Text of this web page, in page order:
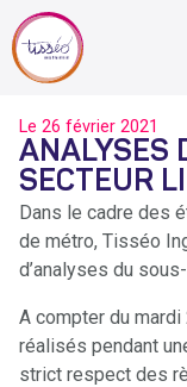
Le 26 février 2021
ANALYSES
SECTEUR
Dans le cadre des
de métro, Tisséo
d’analyses du
A compter du
réalisés pendant
strict respect des